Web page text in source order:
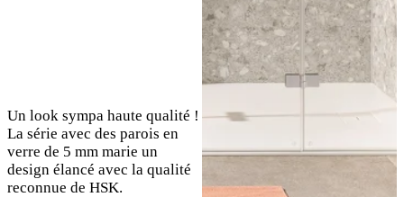
Un look sympa haute qualité !
La série avec des parois en
verre de 5 mm marie un
design élancé avec la qualité
reconnue de HSK.